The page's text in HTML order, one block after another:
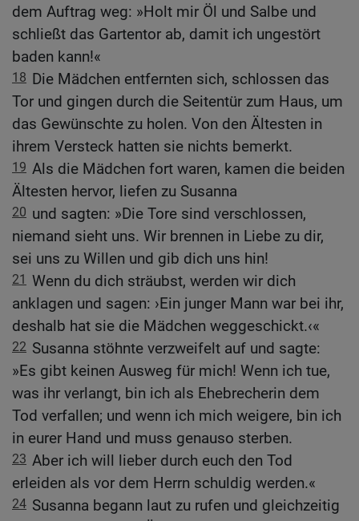
dem Auftrag weg: »Holt mir Öl und Salbe und
schließt das Gartentor ab, damit ich ungestört
baden kann!«
18 Die Mädchen entfernten sich, schlossen das
Tor und gingen durch die Seitentür zum Haus, um
das Gewünschte zu holen. Von den Ältesten in
ihrem Versteck hatten sie nichts bemerkt.
19 Als die Mädchen fort waren, kamen die beiden
Ältesten hervor, liefen zu Susanna
20 und sagten: »Die Tore sind verschlossen,
niemand sieht uns. Wir brennen in Liebe zu dir,
sei uns zu Willen und gib dich uns hin!
21 Wenn du dich sträubst, werden wir dich
anklagen und sagen: ›Ein junger Mann war bei ihr,
deshalb hat sie die Mädchen weggeschickt.‹«
22 Susanna stöhnte verzweifelt auf und sagte:
»Es gibt keinen Ausweg für mich! Wenn ich tue,
was ihr verlangt, bin ich als Ehebrecherin dem
Tod verfallen; und wenn ich mich weigere, bin ich
in eurer Hand und muss genauso sterben.
23 Aber ich will lieber durch euch den Tod
erleiden als vor dem Herrn schuldig werden.«
24 Susanna begann laut zu rufen und gleichzeitig